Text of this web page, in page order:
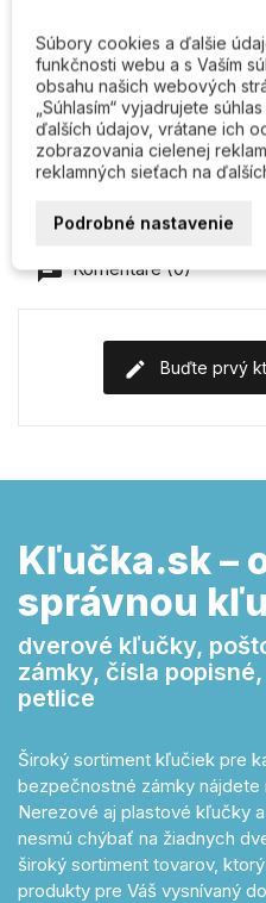
" čierne
9,30 €
Do košíka
Komentáre (0)
Buďte prvý
Kľučka.sk –
správnou
dverové kľučky,
zámky, čísla
petlice
Široký sortiment kľučiek pre
bezpečnostné zámky
Nerezové aj plastové kľučky
nesmú chýbať na žiadnych
široký sortiment tovarov,
produkty pre Váš vysnívaný
Súbory cookies a ďalšie
funkčnosti webu a s Vaším
obsahu našich webových
„Súhlasím“ vyjadrujete
ďalších údajov, vrátane ich
zobrazovania cielenej
reklamných sieťach na
Podrobné nastavenie